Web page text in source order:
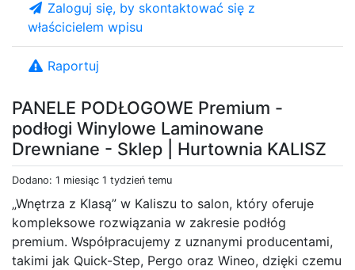
PANELE PODŁOGOWE Premium -
podłogi Winylowe Laminowane
Drewniane - Sklep | Hurtownia KALISZ
Dodano: 1 miesiąc 1 tydzień temu
„Wnętrza z Klasą” w Kaliszu to salon, który oferuje
kompleksowe rozwiązania w zakresie podłóg
premium. Współpracujemy z uznanymi producentami,
takimi jak Quick-Step, Pergo oraz Wineo, dzięki czemu
Zaloguj się, by skontaktować się z
właścicielem wpisu
Raportuj